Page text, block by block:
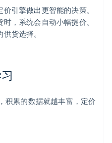
引擎做出更智能的决策。
，系统会自动小幅提价。
货选择。
积累的数据就越丰富，定价